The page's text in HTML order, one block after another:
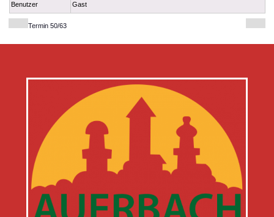
Benutzer Gast
Termin 50/63